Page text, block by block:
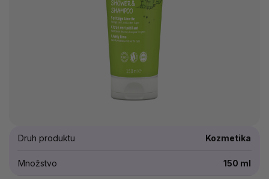
Druh produktu Kozmetika
Množstvo 150 ml